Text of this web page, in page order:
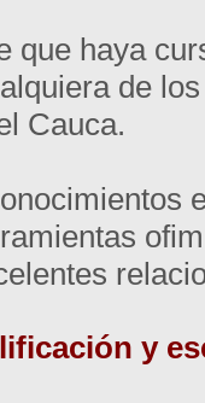
que haya
de
Cauca.
y